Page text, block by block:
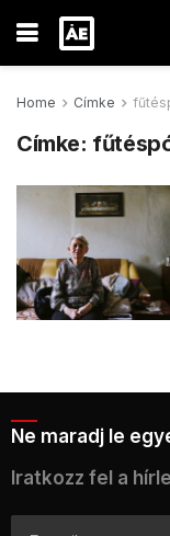
Home Címke
Címke:
Ne maradj le
Iratkozz fel a